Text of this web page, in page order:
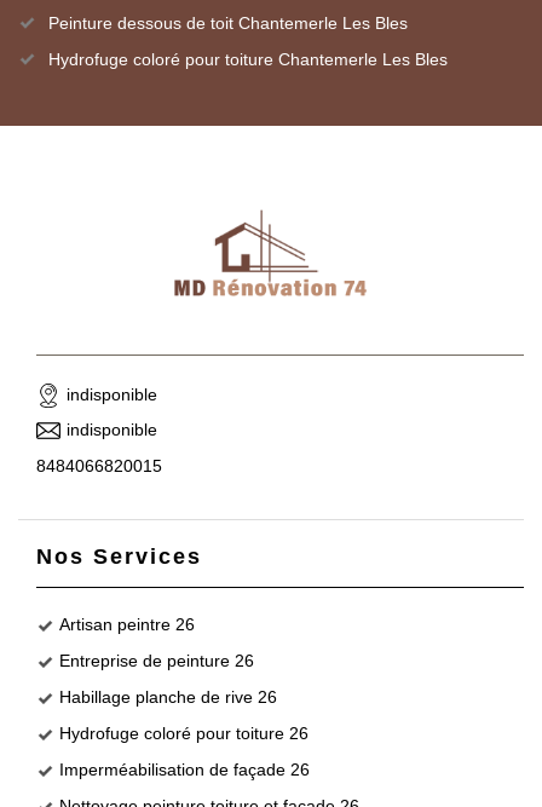
Peinture dessous de toit Chantemerle Les Bles
Hydrofuge coloré pour toiture Chantemerle Les Bles
indisponible
indisponible
8484066820015
Nos Services
Artisan peintre 26
Entreprise de peinture 26
Habillage planche de rive 26
Hydrofuge coloré pour toiture 26
Imperméabilisation de façade 26